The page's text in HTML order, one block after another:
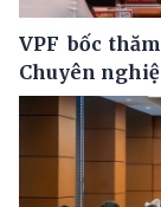
VPF bốc
Chuyên